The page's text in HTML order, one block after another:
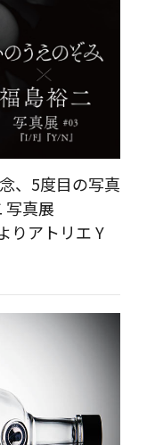
、5度目の写真
真展
りアトリエ Y